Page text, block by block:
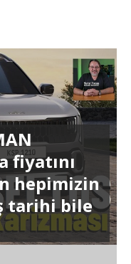
fiyatını
hepimizin
tarihi bile